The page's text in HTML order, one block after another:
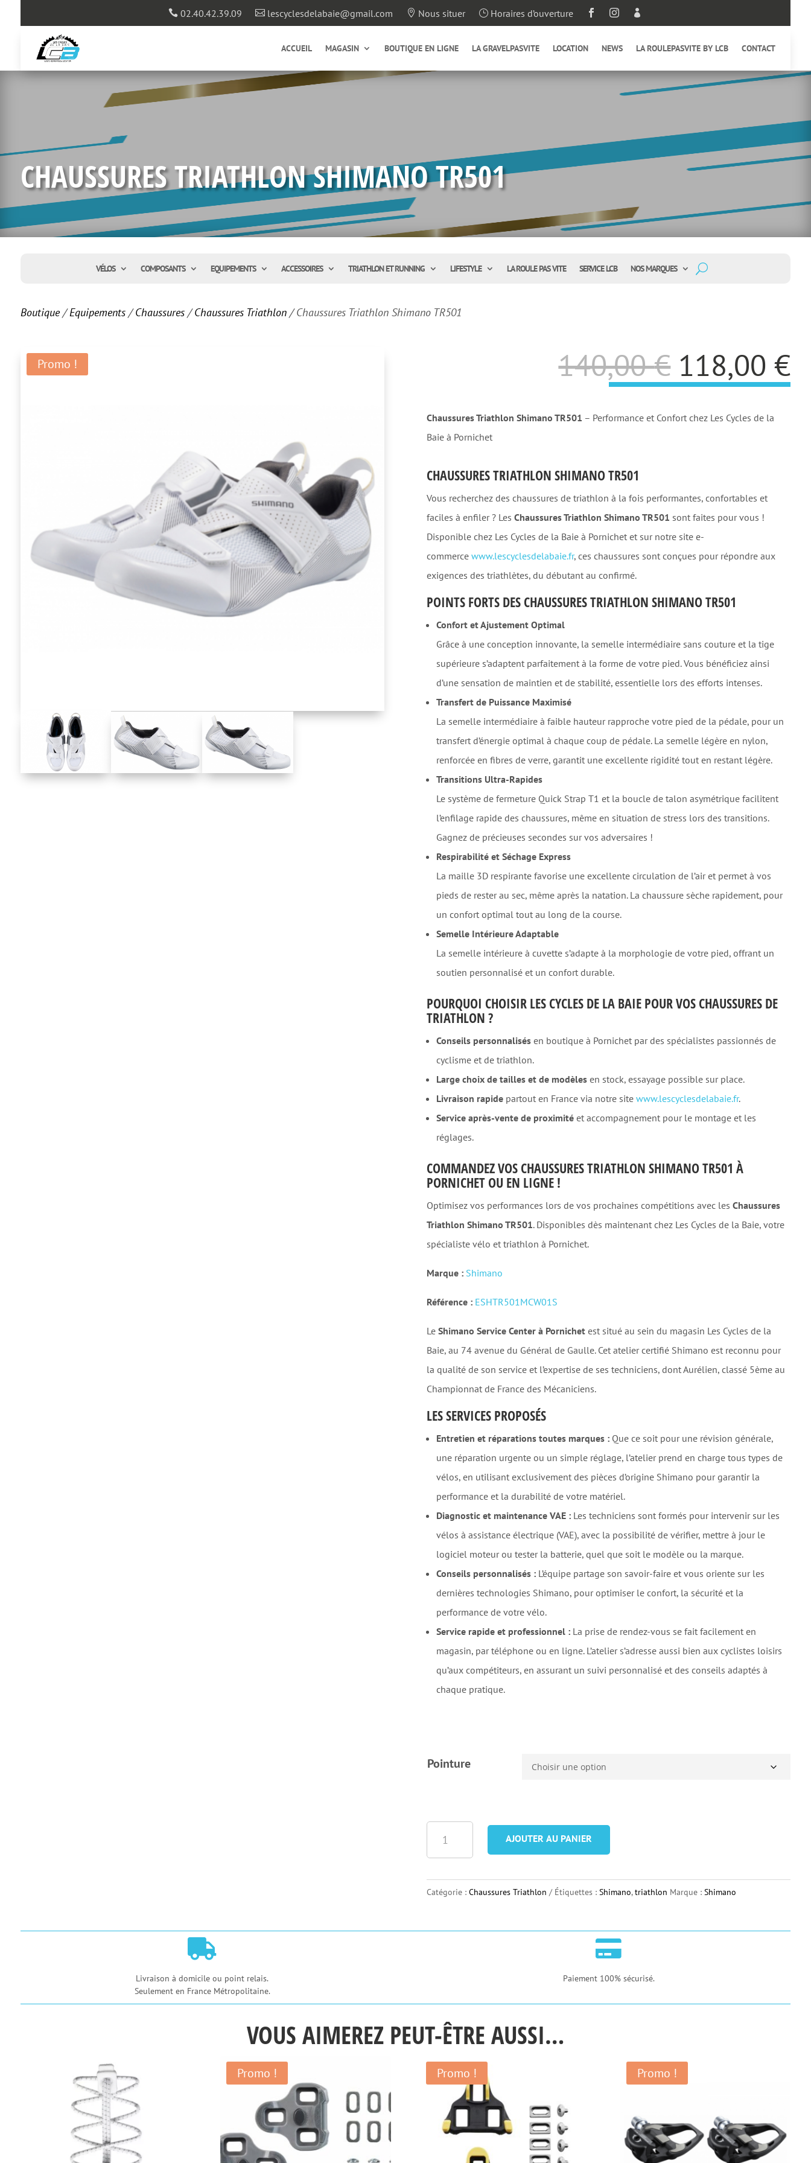
 02.40.42.39.09  lescyclesdelabaie@gmail.com  Nous situer } Horaires d’ouverture   
ACCUEIL MAGASIN BOUTIQUE EN LIGNE LA GRAVELPASVITE LOCATION NEWS LA ROULEPASVITE BY LCB CONTACT
CHAUSSURES TRIATHLON SHIMANO TR501
VÉLOS COMPOSANTS EQUIPEMENTS ACCESSOIRES TRIATHLON ET RUNNING LIFESTYLE LA ROULE PAS VITE SERVICE LCB NOS MARQUES
Boutique/Equipements/Chaussures/Chaussures Triathlon/ Chaussures Triathlon Shimano TR501
Promo ! 140,00€ Le
prix
initial
140,00 €.
118,00€
Chaussures Triathlon Shimano TR501 – Performance et Confort chez Les Cycles de la
Baie à Pornichet
CHAUSSURES TRIATHLON SHIMANO TR501
Vous recherchez des chaussures de triathlon à la fois performantes, confortables et
faciles à enfiler ? LesChaussures Triathlon Shimano TR501 sont faites pour vous !
Disponible chez Les Cycles de la Baie à Pornichet et sur notre site e-
commercewww.lescyclesdelabaie.fr, ces chaussures sont conçues pour répondre aux
exigences des triathlètes, du débutant au confirmé.
POINTS FORTS DES CHAUSSURES TRIATHLON SHIMANO TR501
Confort et Ajustement Optimal
Grâce à une conception innovante, la semelle intermédiaire sans couture et la tige
supérieure s’adaptent parfaitement à la forme de votre pied. Vous bénéficiez ainsi
d’une sensation de maintien et de stabilité, essentielle lors des efforts intenses.
Transfert de Puissance Maximisé
La semelle intermédiaire à faible hauteur rapproche votre pied de la pédale, pour un
transfert d’énergie optimal à chaque coup de pédale. La semelle légère en nylon,
renforcée en fibres de verre, garantit une excellente rigidité tout en restant légère.
Transitions Ultra-Rapides
Le système de fermeture Quick Strap T1 et la boucle de talon asymétrique facilitent
l’enfilage rapide des chaussures, même en situation de stress lors des transitions.
Gagnez de précieuses secondes sur vos adversaires !
Respirabilité et Séchage Express
La maille 3D respirante favorise une excellente circulation de l’air et permet à vos
pieds de rester au sec, même après la natation. La chaussure sèche rapidement, pour
un confort optimal tout au long de la course.
Semelle Intérieure Adaptable
La semelle intérieure à cuvette s’adapte à la morphologie de votre pied, offrant un
soutien personnalisé et un confort durable.
POURQUOI CHOISIR LES CYCLES DE LA BAIE POUR VOS CHAUSSURES DE
TRIATHLON ?
Conseils personnalisés en boutique à Pornichet par des spécialistes passionnés de
cyclisme et de triathlon.
Large choix de tailles et de modèles en stock, essayage possible sur place.
Livraison rapide partout en France via notre sitewww.lescyclesdelabaie.fr.
Service après-vente de proximité et accompagnement pour le montage et les
réglages.
COMMANDEZ VOS CHAUSSURES TRIATHLON SHIMANO TR501 À
PORNICHET OU EN LIGNE !
Optimisez vos performances lors de vos prochaines compétitions avec lesChaussures
Triathlon Shimano TR501. Disponibles dès maintenant chez Les Cycles de la Baie, votre
spécialiste vélo et triathlon à Pornichet.
Marque : Shimano
Référence : ESHTR501MCW01S
LeShimano Service Center à Pornichet est situé au sein du magasin Les Cycles de la
Baie, au 74 avenue du Général de Gaulle. Cet atelier certifié Shimano est reconnu pour
la qualité de son service et l’expertise de ses techniciens, dont Aurélien, classé 5ème au
Championnat de France des Mécaniciens.
LES SERVICES PROPOSÉS
Entretien et réparations toutes marques : Que ce soit pour une révision générale,
une réparation urgente ou un simple réglage, l’atelier prend en charge tous types de
vélos, en utilisant exclusivement des pièces d’origine Shimano pour garantir la
performance et la durabilité de votre matériel.
Diagnostic et maintenance VAE : Les techniciens sont formés pour intervenir sur les
vélos à assistance électrique (VAE), avec la possibilité de vérifier, mettre à jour le
logiciel moteur ou tester la batterie, quel que soit le modèle ou la marque.
Conseils personnalisés : L’équipe partage son savoir-faire et vous oriente sur les
dernières technologies Shimano, pour optimiser le confort, la sécurité et la
performance de votre vélo.
Service rapide et professionnel : La prise de rendez-vous se fait facilement en
magasin, par téléphone ou en ligne. L’atelier s’adresse aussi bien aux cyclistes loisirs
qu’aux compétiteurs, en assurant un suivi personnalisé et des conseils adaptés à
chaque pratique.
Pointure
Triathlon
Shimano
AJOUTER AU PANIER
Catégorie :Chaussures Triathlon Étiquettes :Shimano,triathlon Marque :Shimano

Livraison à domicile ou point relais.
Seulement en France Métropolitaine.

Paiement 100% sécurisé.
VOUS AIMEREZ PEUT-ÊTRE AUSSI…
Promo ! Promo ! Promo !